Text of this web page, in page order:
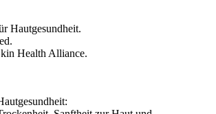
Hautgesundheit.
Health Alliance.